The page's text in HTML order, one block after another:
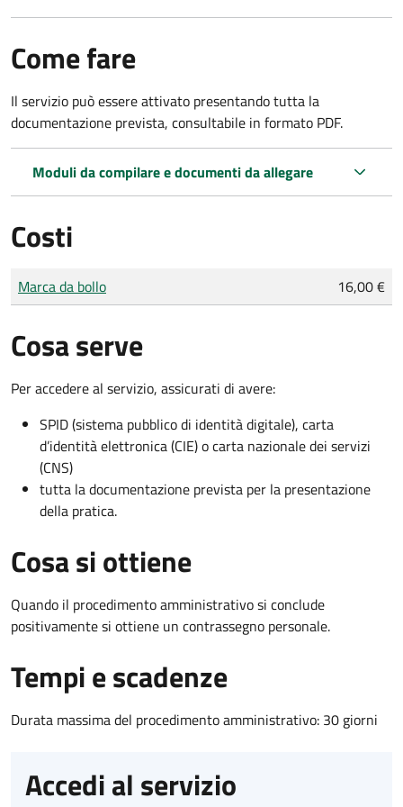
Come fare
Il servizio può essere attivato presentando tutta la
documentazione prevista, consultabile in formato PDF.
Moduli da compilare e documenti da allegare
Costi
Tipo di pagamento
Importo
Marca da bollo 16,00 €
Cosa serve
Per accedere al servizio, assicurati di avere:
SPID (sistema pubblico di identità digitale), carta
d’identità elettronica (CIE) o carta nazionale dei servizi
(CNS)
tutta la documentazione prevista per la presentazione
della pratica.
Cosa si ottiene
Quando il procedimento amministrativo si conclude
positivamente si ottiene un contrassegno personale.
Tempi e scadenze
Durata massima del procedimento amministrativo: 30 giorni
Accedi al servizio